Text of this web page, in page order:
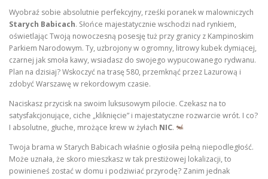
Wyobraź sobie absolutnie perfekcyjny, rześki poranek w malowniczych
Starych Babicach. Słońce majestatycznie wschodzi nad rynkiem,
oświetlając Twoją nowoczesną posesję tuż przy granicy z Kampinoskim
Parkiem Narodowym. Ty, uzbrojony w ogromny, litrowy kubek dymiącej,
czarnej jak smoła kawy, wsiadasz do swojego wypucowanego rydwanu.
Plan na dzisiaj? Wskoczyć na trasę 580, przemknąć przez Lazurową i
zdobyć Warszawę w rekordowym czasie.
Naciskasz przycisk na swoim luksusowym pilocie. Czekasz na to
satysfakcjonujące, ciche „kliknięcie” i majestatyczne rozwarcie wrót. I co?
I absolutne, głuche, mrożące krew w żyłach NIC.
Twoja brama w Starych Babicach właśnie ogłosiła pełną niepodległość.
Może uznała, że skoro mieszkasz w tak prestiżowej lokalizacji, to
powinieneś zostać w domu i podziwiać przyrodę? Zanim jednak